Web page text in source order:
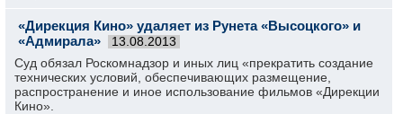
«Дирекция Кино» удаляет из Рунета «Высоцкого» и
«Адмирала»
13.08.2013
Суд обязал Роскомнадзор и иных лиц «прекратить создание
технических условий, обеспечивающих размещение,
распространение и иное использование фильмов «Дирекции
Кино».